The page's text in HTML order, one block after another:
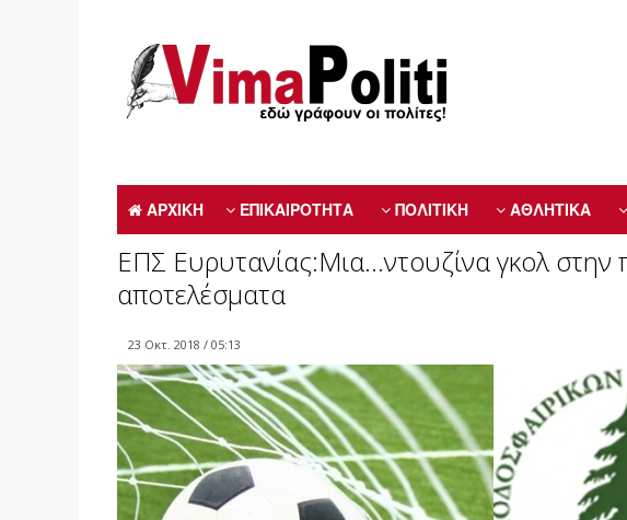
ΑΡΧΙΚΗ ΕΠΙΚΑΙΡΟΤΗΤΑ ΠΟΛΙΤΙΚΗ ΑΘΛΗΤΙΚΑ
ΕΠΣ Ευρυτανίας:Μια…ντουζίνα γκολ στην
αποτελέσματα
23 Οκτ. 2018 / 05:13